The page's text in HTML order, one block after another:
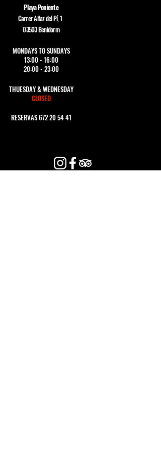
Playa Poniente
Carrer Alfaz del Pí, 1
03503 Benidorm
MONDAYS TO SUNDAYS
13:00 - 16:00
20:00 - 23:00
THUESDAY & WEDNESDAY
CLOSED
RESERVAS672 20 54 41